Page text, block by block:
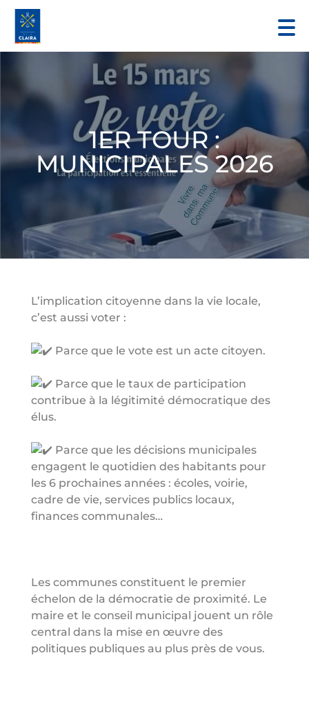
1ER TOUR :
MUNICIPALES 2026
L’implication citoyenne dans la vie locale,
c’est aussi voter :
Parce que le vote est un acte citoyen.
Parce que le taux de participation
contribue à la légitimité démocratique des
élus.
Parce que les décisions municipales
engagent le quotidien des habitants pour
les 6 prochaines années : écoles, voirie,
cadre de vie, services publics locaux,
finances communales…
Les communes constituent le premier
échelon de la démocratie de proximité. Le
maire et le conseil municipal jouent un rôle
central dans la mise en œuvre des
politiques publiques au plus près de vous.